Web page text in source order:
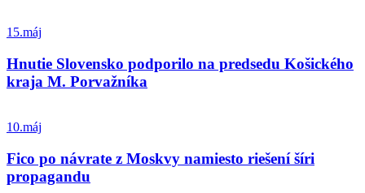
15.máj
Hnutie Slovensko podporilo na predsedu Košického
kraja M. Porvažníka
10.máj
Fico po návrate z Moskvy namiesto riešení šíri
propagandu